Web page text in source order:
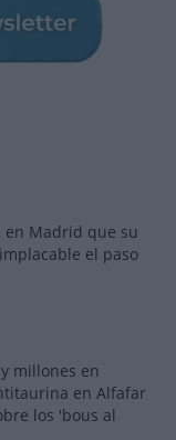
en Madrid que su
el paso
millones en
en Alfafar
los 'bous al